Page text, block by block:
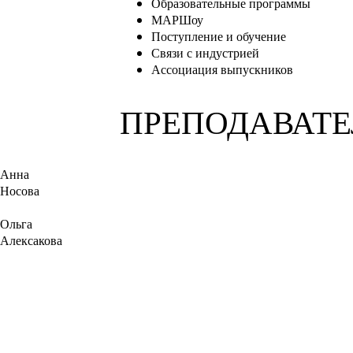
МАРШоу
Поступление и обучение
Связи с индустрией
Ассоциация выпускников
Анна
Носова
Ольга
Алексакова